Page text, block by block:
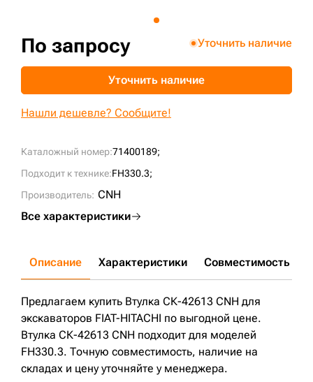
Каталожный номер:71400189;
Подходит к технике:FH330.3;
Производитель: CNH
Все характеристики
По запросу Уточнить наличие
Уточнить наличие
Нашли дешевле? Сообщите!
Описание Характеристики Совместимость
Предлагаем купить Втулка СК-42613 CNH для
экскаваторов FIAT-HITACHI по выгодной цене.
Втулка СК-42613 CNH подходит для моделей
FH330.3. Точную совместимость, наличие на
складах и цену уточняйте у менеджера.